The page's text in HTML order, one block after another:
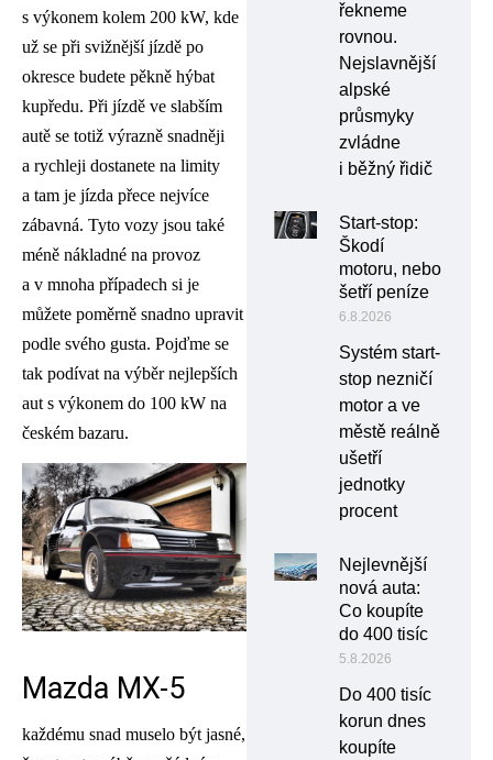
s výkonem kolem 200 kW, kde
už se při svižnější jízdě po
okresce budete pěkně hýbat
kupředu. Při jízdě ve slabším
autě se totiž výrazně snadněji
a rychleji dostanete na limity
a tam je jízda přece nejvíce
zábavná. Tyto vozy jsou také
méně nákladné na provoz
a v mnoha případech si je
můžete poměrně snadno upravit
podle svého gusta. Pojďme se
tak podívat na výběr nejlepších
aut s výkonem do 100 kW na
českém bazaru.
Mazda MX-5
každému snad muselo být jasné,
řekneme
rovnou.
Nejslavnější
alpské
průsmyky
zvládne
i běžný řidič
Start-stop:
Škodí
motoru, nebo
šetří peníze
6.8.2026
Systém start-
stop nezničí
motor a ve
městě reálně
ušetří
jednotky
procent
Nejlevnější
nová auta:
Co koupíte
do 400 tisíc
5.8.2026
Do 400 tisíc
korun dnes
koupíte